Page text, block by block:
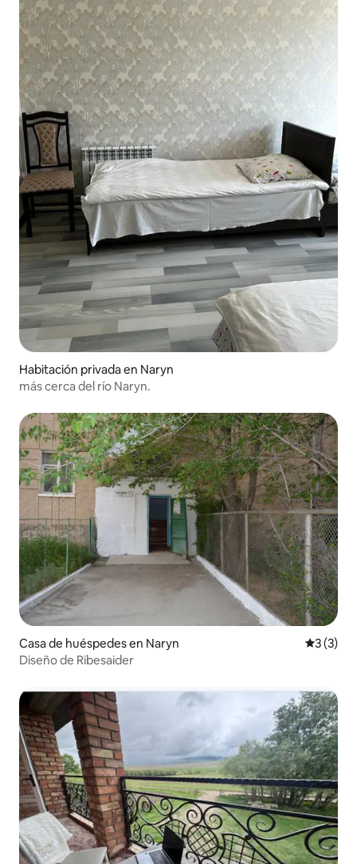
Habitación privada en Naryn
más cerca del río Naryn.
Casa de huéspedes en Naryn
3 (3)
Diseño de Ribesaider